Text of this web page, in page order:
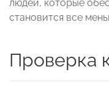
людей, которые
становится все
Проверка